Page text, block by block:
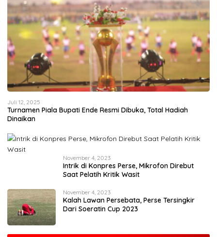
Juli 12, 2025
Turnamen Piala Bupati Ende Resmi Dibuka, Total Hadiah
Dinaikan
November 4, 2023
Intrik di Konpres Perse, Mikrofon Direbut
Saat Pelatih Kritik Wasit
November 4, 2023
Kalah Lawan Persebata, Perse Tersingkir
Dari Soeratin Cup 2023